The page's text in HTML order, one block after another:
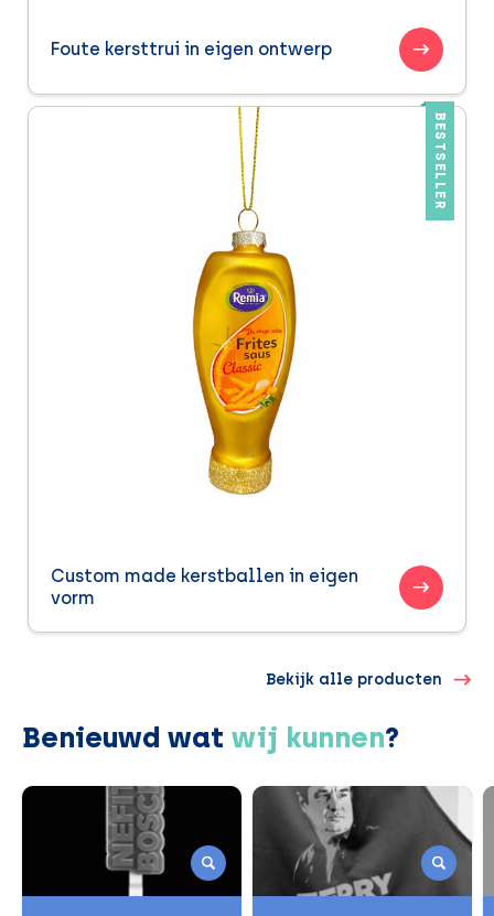
Foute kersttrui in eigen ontwerp
BESTSELLER
Custom made kerstballen in eigen
vorm
Bekijk alle producten
Benieuwd wat wij kunnen?